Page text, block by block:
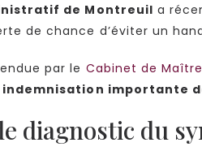
de Montreuil a
de chance d’éviter un
par le Cabinet de Maître
indemnisation importante
diagnostic du